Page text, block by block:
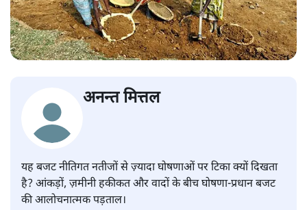
अनन्त मित्तल
यह बजट नीतिगत नतीजों से ज़्यादा घोषणाओं पर टिका क्यों दिखता
है? आंकड़ों, ज़मीनी हकीकत और वादों के बीच घोषणा-प्रधान बजट
की आलोचनात्मक पड़ताल।